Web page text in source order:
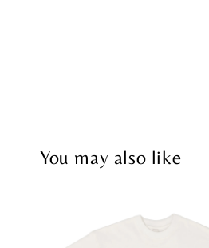
You may also like